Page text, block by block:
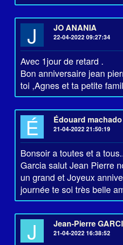
J JO ANANIA
22-04-2022 09:27:34
Avec 1jour de retard .
Bon anniversaire jean
toi ,Agnes et ta petite
É Édouard machado
21-04-2022 21:50:19
Bonsoir a toutes et a
Garcia salut Jean Pierre
un grand et Joyeux
journée te soi très belle
J Jean-Pierre
21-04-2022 16:38:52